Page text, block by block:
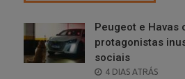
Peugeot e Havas
protagonistas
sociais
POSTED
4 DIAS ATRÁS